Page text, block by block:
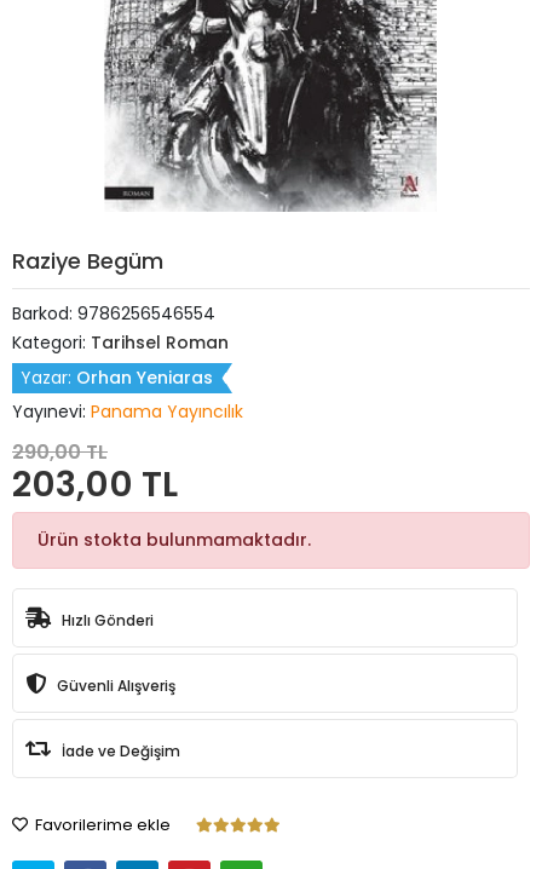
Raziye Begüm
Barkod: 9786256546554
Kategori: Tarihsel Roman
Yazar: Orhan Yeniaras
Yayınevi: Panama Yayıncılık
290,00 TL
203,00 TL
Ürün stokta bulunmamaktadır.
Hızlı Gönderi
Güvenli Alışveriş
İade ve Değişim
Favorilerime ekle